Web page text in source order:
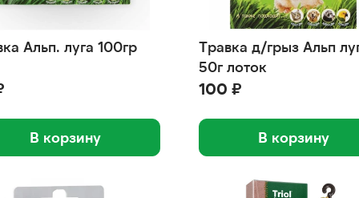
Альп. луга 100гр
В корзину
Травка д/грыз Альп
50г лоток
100 ₽
В корзину